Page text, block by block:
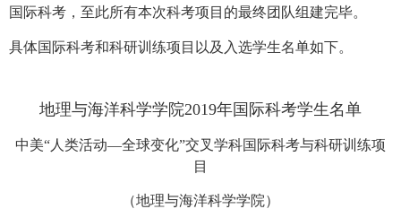
国际科考，至此所有本次科考项目的最终团队组建完毕。
具体国际科考和科研训练项目以及入选学生名单如下。
地理与海洋科学学院2019年国际科考学生名单
中美“人类活动—全球变化”交叉学科国际科考与科研训练项
目
（地理与海洋科学学院）